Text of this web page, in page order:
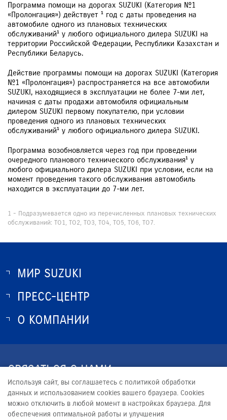
Программа помощи на дорогах SUZUKI (Категория №1
«Пролонгация») действует ¹ год с даты проведения на
автомобиле одного из плановых технических
обслуживаний¹ у любого официального дилера SUZUKI на
территории Российской Федерации, Республики Казахстан и
Республики Беларусь.
Действие программы помощи на дорогах SUZUKI (Категория
№1 «Пролонгация») распространяется на все автомобили
SUZUKI, находящиеся в эксплуатации не более 7-ми лет,
начиная с даты продажи автомобиля официальным
дилером SUZUKI первому покупателю, при условии
проведения одного из плановых технических
обслуживаний¹ у любого официального дилера SUZUKI.
Программа возобновляется через год при проведении
очередного планового технического обслуживания¹ у
любого официального дилера SUZUKI при условии, если на
момент проведения такого обслуживания автомобиль
находится в эксплуатации до 7-ми лет.
1 - Подразумевается одно из перечисленных плановых технических
обслуживаний: ТО1, ТО2, ТО3, ТО4, ТО5, ТО6, ТО7.
МИР SUZUKI
О SUZUKI
ПРЕСС-ЦЕНТР
НОВОСТИ
О КОМПАНИИ
СВЯЗАТЬСЯ С НАМИ
+7 (391) 220-41-41
SUZUKI@MEDVED-SEVER.RU
Используя сайт, вы соглашаетесь с политикой обработки
данных и использованием cookies вашего браузера. Cookies
можно отключить в любой момент в настройках браузера. Для
обеспечения оптимальной работы и улучшения